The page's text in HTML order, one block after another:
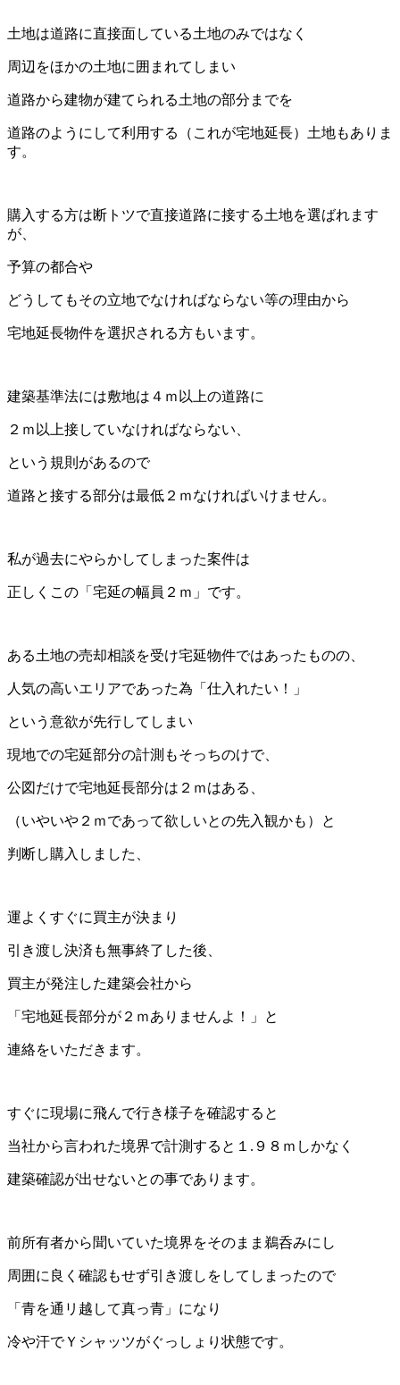
土地は道路に直接面している土地のみではなく
周辺をほかの土地に囲まれてしまい
道路から建物が建てられる土地の部分までを
道路のようにして利用する（これが宅地延長）土地もありま
す。
購入する方は断トツで直接道路に接する土地を選ばれます
が、
予算の都合や
どうしてもその立地でなければならない等の理由から
宅地延長物件を選択される方もいます。
建築基準法には敷地は４ｍ以上の道路に
２ｍ以上接していなければならない、
という規則があるので
道路と接する部分は最低２ｍなければいけません。
私が過去にやらかしてしまった案件は
正しくこの「宅延の幅員２ｍ」です。
ある土地の売却相談を受け宅延物件ではあったものの、
人気の高いエリアであった為「仕入れたい！」
という意欲が先行してしまい
現地での宅延部分の計測もそっちのけで、
公図だけで宅地延長部分は２ｍはある、
（いやいや２ｍであって欲しいとの先入観かも）と
判断し購入しました、
運よくすぐに買主が決まり
引き渡し決済も無事終了した後、
買主が発注した建築会社から
「宅地延長部分が２ｍありませんよ！」と
連絡をいただきます。
すぐに現場に飛んで行き様子を確認すると
当社から言われた境界で計測すると１ . ９８ｍしかなく
建築確認が出せないとの事であります。
前所有者から聞いていた境界をそのまま鵜呑みにし
周囲に良く確認もせず引き渡しをしてしまったので
「青を通リ越して真っ青」になり
冷や汗でＹシャッツがぐっしょり状態です。